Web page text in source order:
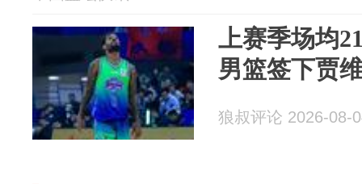
上赛季场均
男篮签下贾
狼叔评论 2026-08-